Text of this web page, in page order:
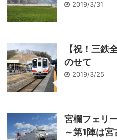
2019/3/31
【祝！三
のせて
2019/3/25
宮欄フェリ
～第1陣は宮